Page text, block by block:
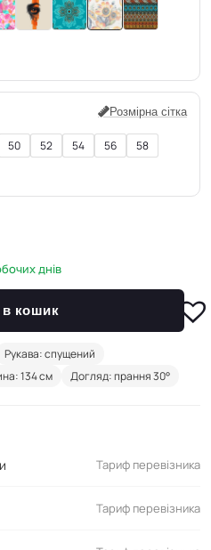
Розмірна сітка
50 52 54 56
58
днів
в кошик
Рукава: спущений
134 см Догляд: прання 30°
Тариф перевізника
Тариф перевізника